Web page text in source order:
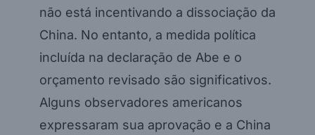
não está incentivando a dissociação da
China. No entanto, a medida política
incluída na declaração de Abe e o
orçamento revisado são significativos.
Alguns observadores americanos
expressaram sua aprovação e a China